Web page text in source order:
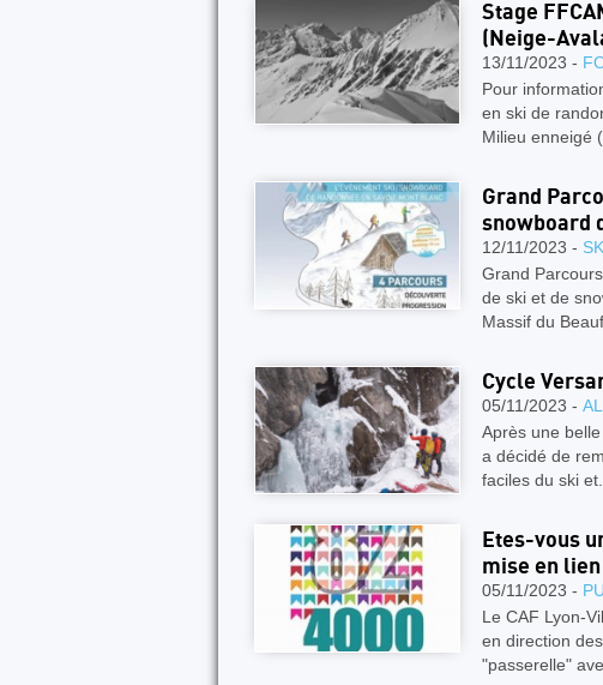
Stage
(Neige-
13/11/2023 -
Pour
en ski de
Milieu enneigé
Grand
snowboard
12/11/2023 -
Grand
de ski et de
Massif du
Cycle
05/11/2023 -
Après une
a décidé de
faciles du ski et.
Etes-vous
mise en
05/11/2023 -
Le CAF Lyon-
en direction
"passerelle"